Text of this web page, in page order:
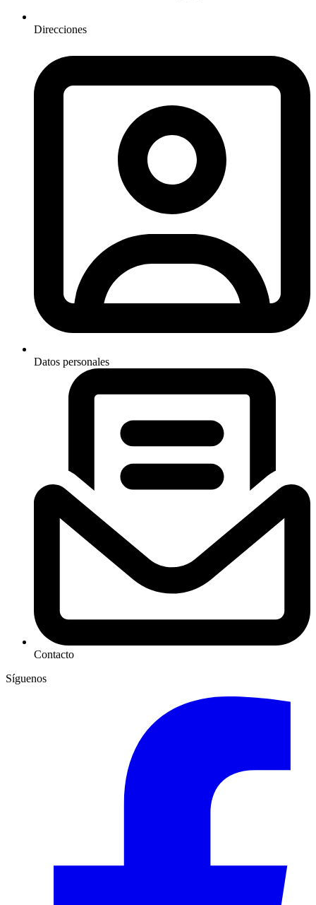
Direcciones
Datos personales
Contacto
Síguenos